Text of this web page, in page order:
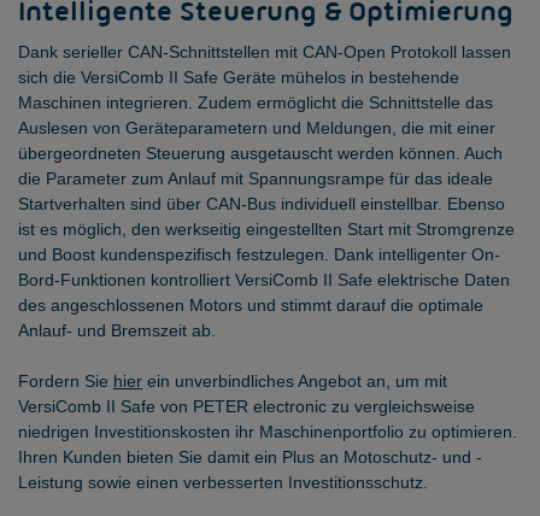
Intelligente Steuerung & Optimierung
Dank serieller CAN-Schnittstellen mit CAN-Open Protokoll lassen
sich die VersiComb II Safe Geräte mühelos in bestehende
Maschinen integrieren. Zudem ermöglicht die Schnittstelle das
Auslesen von Geräteparametern und Meldungen, die mit einer
übergeordneten Steuerung ausgetauscht werden können. Auch
die Parameter zum Anlauf mit Spannungsrampe für das ideale
Startverhalten sind über CAN-Bus individuell einstellbar. Ebenso
ist es möglich, den werkseitig eingestellten Start mit Stromgrenze
und Boost kundenspezifisch festzulegen. Dank intelligenter On-
Bord-Funktionen kontrolliert VersiComb II Safe elektrische Daten
des angeschlossenen Motors und stimmt darauf die optimale
Anlauf- und Bremszeit ab.
Fordern Sie hier ein unverbindliches Angebot an, um mit
VersiComb II Safe von PETER electronic zu vergleichsweise
niedrigen Investitionskosten ihr Maschinenportfolio zu optimieren.
Ihren Kunden bieten Sie damit ein Plus an Motoschutz- und -
Leistung sowie einen verbesserten Investitionsschutz.